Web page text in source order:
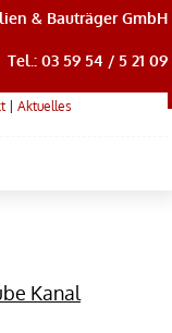
& Bauträger GmbH
Tel.: 03 59 54 / 5 21 09
| Aktuelles
Kanal